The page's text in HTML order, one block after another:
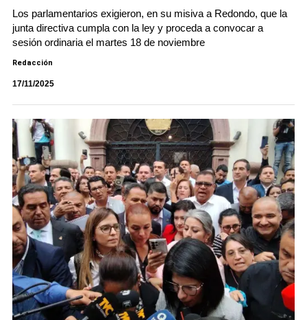
Los parlamentarios exigieron, en su misiva a Redondo, que la
junta directiva cumpla con la ley y proceda a convocar a
sesión ordinaria el martes 18 de noviembre
Redacción
17/11/2025